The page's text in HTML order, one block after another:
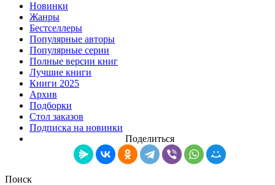
Новинки
Жанры
Бестселлеры
Популярные авторы
Популярные серии
Полные версии книг
Лучшие книги
Книги 2025
Архив
Подборки
Стол заказов
Подписка на новинки
Поделиться
Поиск